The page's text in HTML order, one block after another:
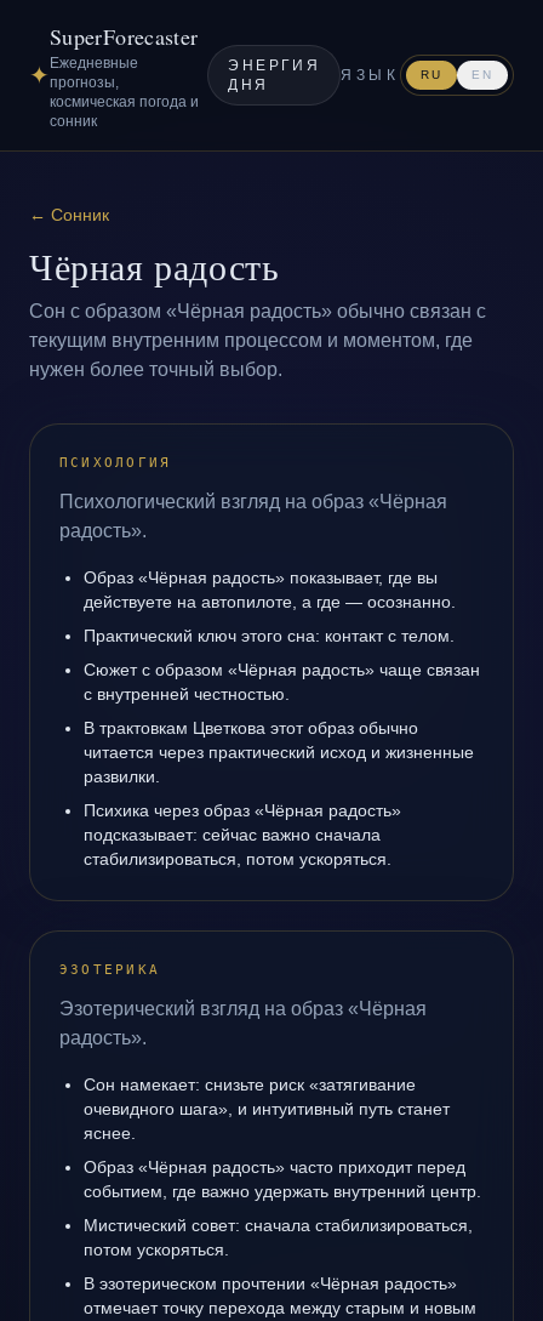
✦
SuperForecaster
Ежедневные
прогнозы,
космическая погода и
сонник
ЭНЕРГИЯ
ДНЯ
ЯЗЫК RU EN
← Сонник
Чёрная радость
Сон с образом «Чёрная радость» обычно связан с
текущим внутренним процессом и моментом, где
нужен более точный выбор.
ПСИХОЛОГИЯ
Психологический взгляд на образ «Чёрная
радость».
Образ «Чёрная радость» показывает, где вы
действуете на автопилоте, а где — осознанно.
Практический ключ этого сна: контакт с телом.
Сюжет с образом «Чёрная радость» чаще связан
с внутренней честностью.
В трактовкам Цветкова этот образ обычно
читается через практический исход и жизненные
развилки.
Психика через образ «Чёрная радость»
подсказывает: сейчас важно сначала
стабилизироваться, потом ускоряться.
ЭЗОТЕРИКА
Эзотерический взгляд на образ «Чёрная
радость».
Сон намекает: снизьте риск «затягивание
очевидного шага», и интуитивный путь станет
яснее.
Образ «Чёрная радость» часто приходит перед
событием, где важно удержать внутренний центр.
Мистический совет: сначала стабилизироваться,
потом ускоряться.
В эзотерическом прочтении «Чёрная радость»
отмечает точку перехода между старым и новым